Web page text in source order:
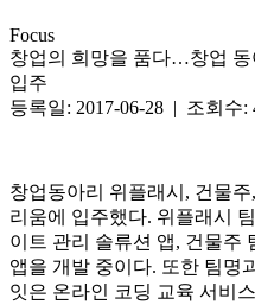
Focus
창업의 희망을 품다…창업
입주
등록일: 2017-06-28 | 조회수:
창업동아리 위플래시, 건물
리움에 입주했다. 위플래시
이트 관리 솔류션 앱, 건물주
앱을 개발 중이다. 또한 팀명
잇은 온라인 코딩 교육 서비